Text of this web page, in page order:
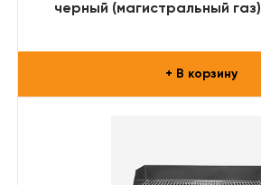
черный (магистральный газ)
+ В корзину